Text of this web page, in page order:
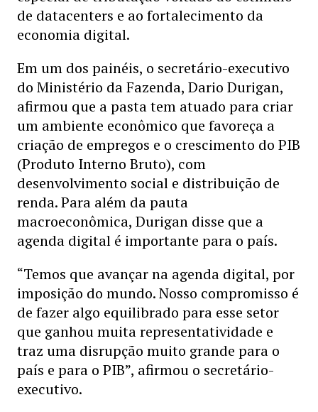
de datacenters e ao fortalecimento da
economia digital.
Em um dos painéis, o secretário-executivo
do Ministério da Fazenda, Dario Durigan,
afirmou que a pasta tem atuado para criar
um ambiente econômico que favoreça a
criação de empregos e o crescimento do PIB
(Produto Interno Bruto), com
desenvolvimento social e distribuição de
renda. Para além da pauta
macroeconômica, Durigan disse que a
agenda digital é importante para o país.
“Temos que avançar na agenda digital, por
imposição do mundo. Nosso compromisso é
de fazer algo equilibrado para esse setor
que ganhou muita representatividade e
traz uma disrupção muito grande para o
país e para o PIB”, afirmou o secretário-
executivo.